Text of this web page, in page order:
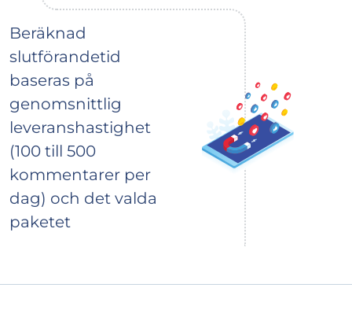
Beräknad
slutförandetid
baseras på
genomsnittlig
leveranshastighet
(100 till 500
kommentarer per
dag) och det valda
paketet